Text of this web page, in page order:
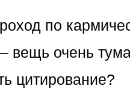
по
вещь очень
цитирование?